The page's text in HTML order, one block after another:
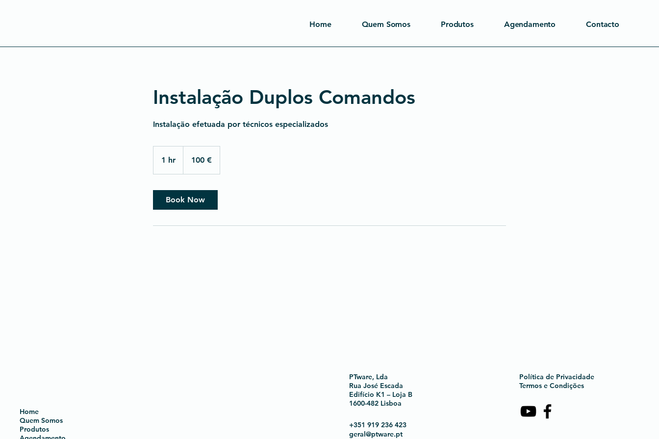
Home Quem Somos Produtos Agendamento Contacto
Instalação Duplos Comandos
Instalação efetuada por técnicos especializados
1 hr
h
100 €
Book Now
Home
Quem Somos
Produtos
PTware, Lda
Rua José Escada
Edifício K1 – Loja B
1600-482 Lisboa
+351 919 236 423
geral@ptware.pt
Política de Privacidade
Termos e Condições